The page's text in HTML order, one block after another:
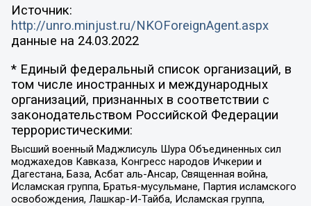
Источник:
http://unro.minjust.ru/NKOForeignAgent.aspx
данные на 24.03.2022
* Единый федеральный список организаций, в
том числе иностранных и международных
организаций, признанных в соответствии с
законодательством Российской Федерации
террористическими:
Высший военный Маджлисуль Шура Объединенных сил
моджахедов Кавказа, Конгресс народов Ичкерии и
Дагестана, База, Асбат аль-Ансар, Священная война,
Исламская группа, Братья-мусульмане, Партия исламского
освобождения, Лашкар-И-Тайба, Исламская группа,